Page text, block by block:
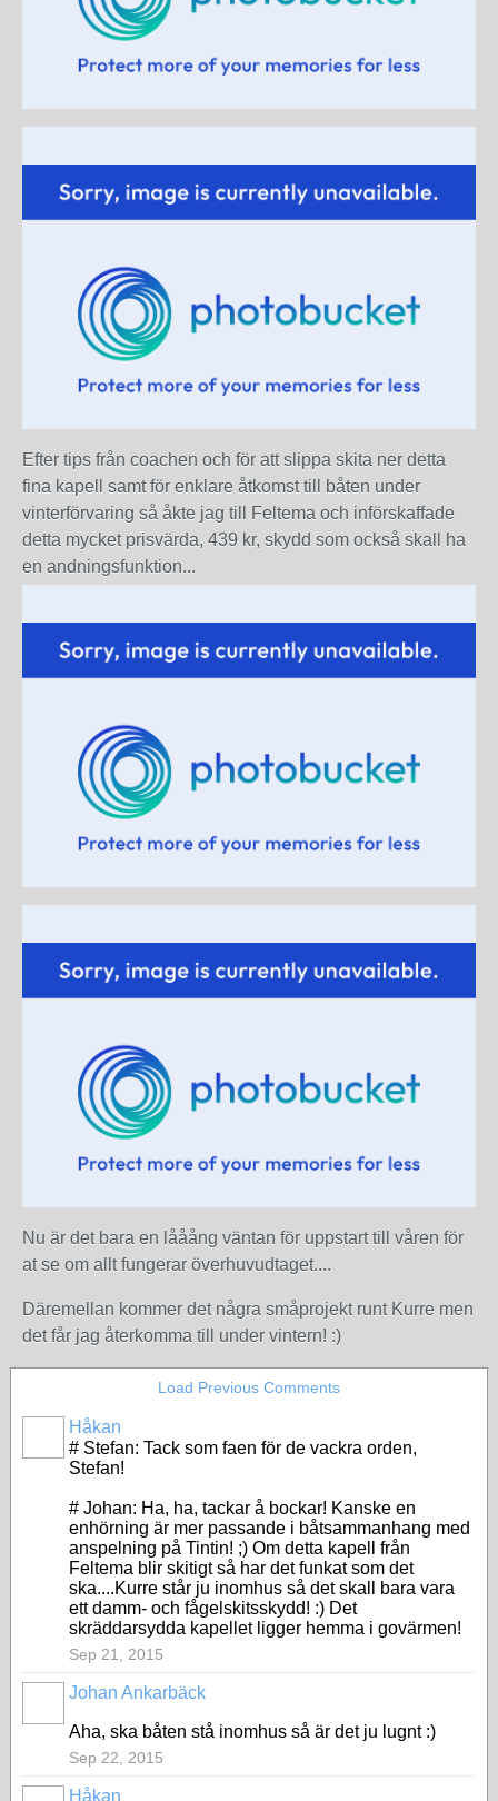
Efter tips från coachen och för att slippa skita ner detta
fina kapell samt för enklare åtkomst till båten under
vinterförvaring så åkte jag till Feltema och införskaffade
detta mycket prisvärda, 439 kr, skydd som också skall ha
en andningsfunktion...
Nu är det bara en lååång väntan för uppstart till våren för
at se om allt fungerar överhuvudtaget....
Däremellan kommer det några småprojekt runt Kurre men
det får jag återkomma till under vintern! :)
Load Previous Comments
Håkan
# Stefan: Tack som faen för de vackra orden,
Stefan!
# Johan: Ha, ha, tackar å bockar! Kanske en
enhörning är mer passande i båtsammanhang med
anspelning på Tintin! ;) Om detta kapell från
Feltema blir skitigt så har det funkat som det
ska....Kurre står ju inomhus så det skall bara vara
ett damm- och fågelskitsskydd! :) Det
skräddarsydda kapellet ligger hemma i govärmen!
Sep 21, 2015
Johan Ankarbäck
Aha, ska båten stå inomhus så är det ju lugnt :)
Sep 22, 2015
Håkan